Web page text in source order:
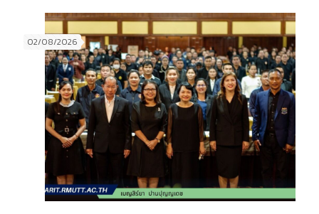
02/08/2026